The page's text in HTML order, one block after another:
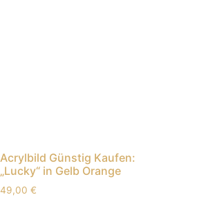
Acrylbild Günstig Kaufen:
„Lucky“ in Gelb Orange
49,00 €